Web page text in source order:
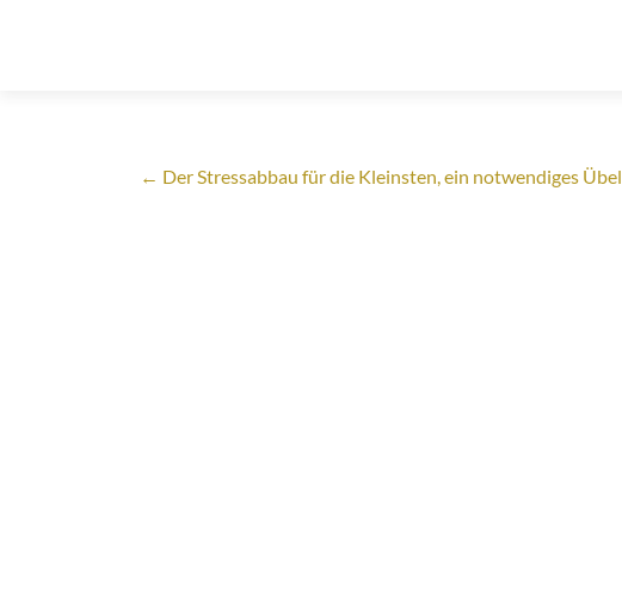
Artikel-
← Der Stressabbau für die Kleinsten, ein notwendiges Übel